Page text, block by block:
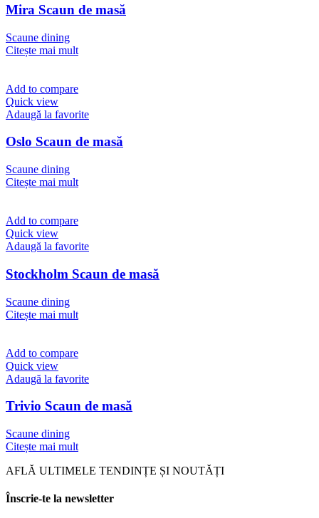
Mira Scaun de masă
Scaune dining
Citește mai mult
Add to compare
Quick view
Adaugă la favorite
Oslo Scaun de masă
Scaune dining
Citește mai mult
Add to compare
Quick view
Adaugă la favorite
Stockholm Scaun de masă
Scaune dining
Citește mai mult
Add to compare
Quick view
Adaugă la favorite
Trivio Scaun de masă
Scaune dining
Citește mai mult
AFLĂ ULTIMELE TENDINȚE ȘI NOUTĂȚI
Înscrie-te la newsletter